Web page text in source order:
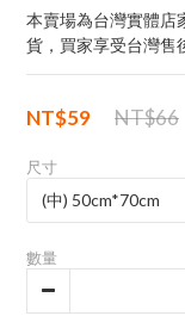
本賣場為台灣實體店
貨，買家享受台灣售
NT$66
NT$59
尺寸
數量